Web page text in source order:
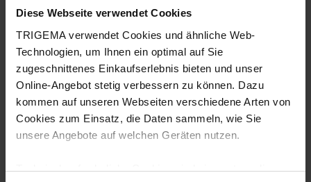
Diese Webseite verwendet Cookies
TRIGEMA verwendet Cookies und ähnliche Web-
Technologien, um Ihnen ein optimal auf Sie
zugeschnittenes Einkaufserlebnis bieten und unser
Online-Angebot stetig verbessern zu können. Dazu
kommen auf unseren Webseiten verschiedene Arten von
Cookies zum Einsatz, die Daten sammeln, wie Sie
unsere Angebote auf welchen Geräten nutzen.
Technisch erforderliche Cookies sind eine notwendige
5
Hohe Qualität, gerne wieder.